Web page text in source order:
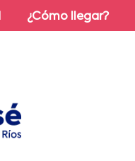
¿Cómo llegar?